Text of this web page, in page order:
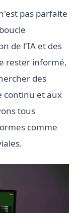
pas parfaite
de l'IA et des
rester informé,
des
continu et aux
tous
comme